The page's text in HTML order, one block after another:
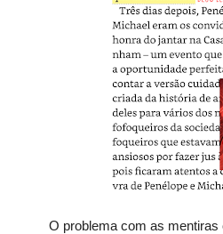
O problema com as mentiras